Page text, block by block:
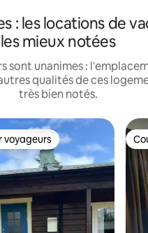
: les locations de
les mieux notées
sont unanimes :
qualités de ces
très bien notés.
parmi les plus aimés